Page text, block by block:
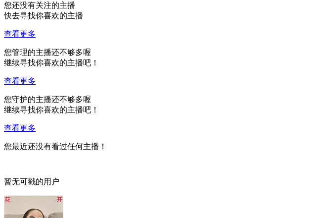
您还没有关注的主播
快去寻找你喜欢的主播
查看更多
您管理的主播还不够多喔
继续寻找你喜欢的主播吧！
查看更多
您守护的主播还不够多喔
继续寻找你喜欢的主播吧！
查看更多
您最近还没有看过任何主播！
暂无可戳的用户